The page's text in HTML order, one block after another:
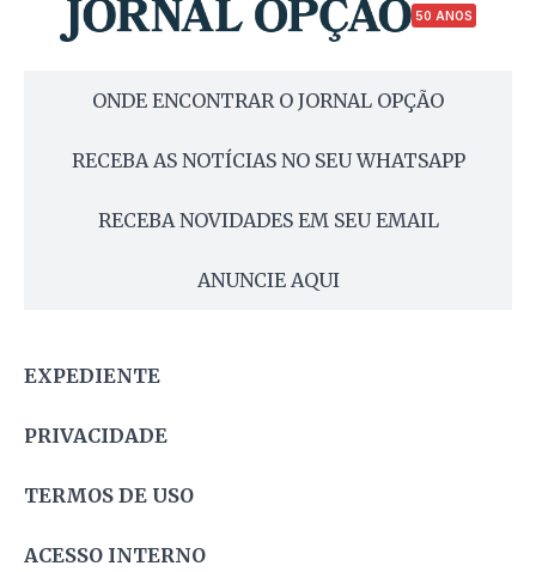
50 ANOS
ONDE ENCONTRAR O JORNAL OPÇÃO
RECEBA AS NOTÍCIAS NO SEU WHATSAPP
RECEBA NOVIDADES EM SEU EMAIL
ANUNCIE AQUI
EXPEDIENTE
PRIVACIDADE
TERMOS DE USO
ACESSO INTERNO